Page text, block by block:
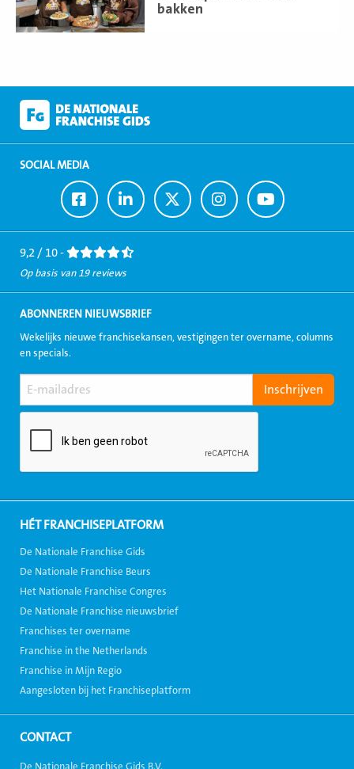
bakken
SOCIAL MEDIA
Ga
naar
Facebook
Ga
naar
LinkedIn
Ga
naar
Twitter
Ga
naar
Instagram
Ga
naar
Youtube
9,2 / 10 -
Op basis van 19 reviews
ABONNEREN NIEUWSBRIEF
Wekelijks nieuwe franchisekansen, vestigingen ter overname, columns
en specials.
HÉT FRANCHISEPLATFORM
De Nationale Franchise Gids
De Nationale Franchise Beurs
Het Nationale Franchise Congres
De Nationale Franchise nieuwsbrief
Franchises ter overname
Franchise in the Netherlands
Franchise in Mijn Regio
Aangesloten bij het Franchiseplatform
CONTACT
De Nationale Franchise Gids B.V.